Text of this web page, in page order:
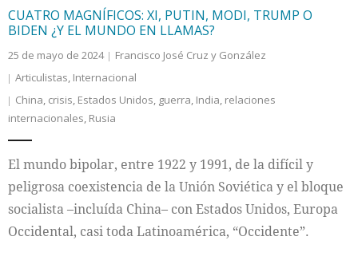
CUATRO MAGNÍFICOS: XI, PUTIN, MODI, TRUMP O
BIDEN ¿Y EL MUNDO EN LLAMAS?
25 de mayo de 2024
Francisco José Cruz y González
Articulistas, Internacional
China, crisis, Estados Unidos, guerra, India, relaciones
internacionales, Rusia
El mundo bipolar, entre 1922 y 1991, de la difícil y
peligrosa coexistencia de la Unión Soviética y el bloque
socialista –incluída China– con Estados Unidos, Europa
Occidental, casi toda Latinoamérica, “Occidente”.